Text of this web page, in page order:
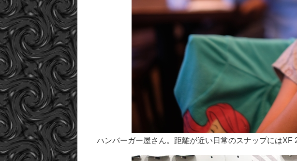
ハンバーガー屋さん。距離が近い日常のスナップにはXF